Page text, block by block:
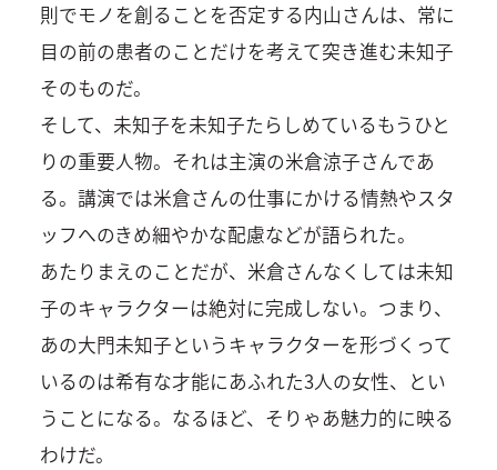
則でモノを創ることを否定する内山さんは、常に
目の前の患者のことだけを考えて突き進む未知子
そのものだ。
そして、未知子を未知子たらしめているもうひと
りの重要人物。それは主演の米倉涼子さんであ
る。講演では米倉さんの仕事にかける情熱やスタ
ッフへのきめ細やかな配慮などが語られた。
あたりまえのことだが、米倉さんなくしては未知
子のキャラクターは絶対に完成しない。つまり、
あの大門未知子というキャラクターを形づくって
いるのは希有な才能にあふれた3人の女性、とい
うことになる。なるほど、そりゃあ魅力的に映る
わけだ。